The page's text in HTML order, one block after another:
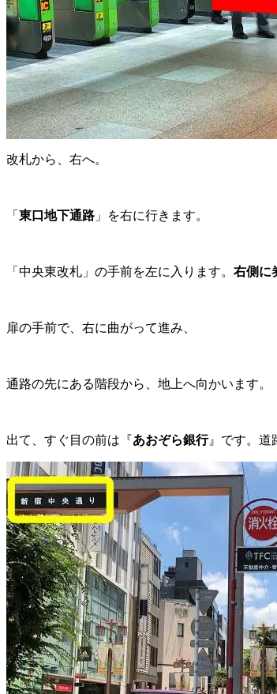
改札から、右へ。
「 東口地下通路 」を右に行きます。
「中央東改札」の手前を左に入ります。 右側に
扉の手前で、右に曲がって進み、
通路の先にある階段から、地上へ向かいます。
出て、すぐ目の前は『あおぞら銀行』です。道